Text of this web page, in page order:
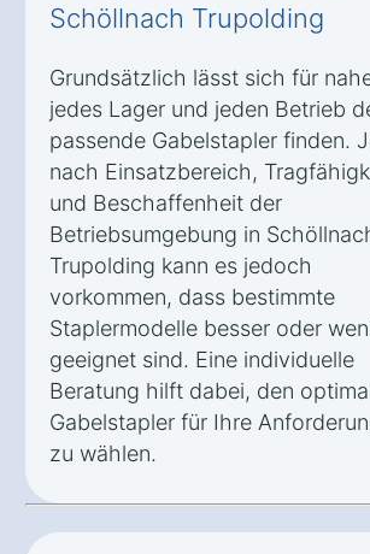
Schöllnach Trupolding
Grundsätzlich lässt sich für
jedes Lager und jeden Betrieb
passende Gabelstapler finden.
nach Einsatzbereich,
und Beschaffenheit der
Betriebsumgebung in
Trupolding kann es jedoch
vorkommen, dass bestimmte
Staplermodelle besser oder
geeignet sind. Eine individuelle
Beratung hilft dabei, den
Gabelstapler für Ihre
zu wählen.